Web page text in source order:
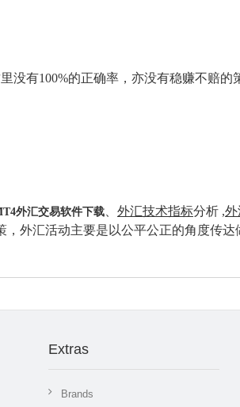
有100%的正确率，亦没有稳赚不赔的
外汇交易软件下载、 外汇技术指标分析 ,外
，外汇活动主要是以公平公正的角度传达
Extras
Brands